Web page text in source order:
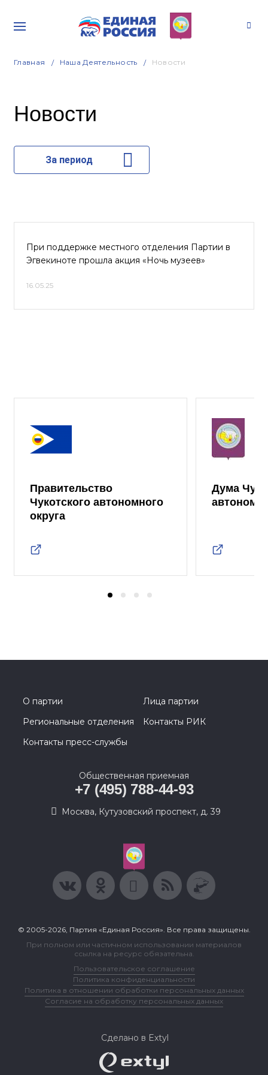
Главная Наша Деятельность Новости
Новости
За период
При поддержке местного отделения Партии в
Эгвекиноте прошла акция «Ночь музеев»
16.05.25
Правительство
Чукотского автономного
округа
Дума
О партии
Лица партии
Региональные отделения
Контакты РИК
Контакты пресс-службы
Общественная приемная
+7 (495) 788-44-93
Москва, Кутузовский проспект, д. 39
© 2005-2026, Партия «Единая Россия». Все права защищены.
При полном или частичном использовании материалов
ссылка на ресурс обязательна.
Пользовательское соглашение
Политика конфиденциальности
Политика в отношении обработки персональных данных
Согласие на обработку персональных данных
Сделано в Extyl